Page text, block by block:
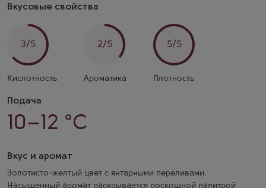
Подача
10–12 °C
Вкус и аромат
Золотисто-желтый цвет с янтарными переливами.
Насыщенный аромат раскрывается роскошной палитрой
Вкусовые свойства
3/5
Кислотность
2/5
Ароматика
5/5
Плотность